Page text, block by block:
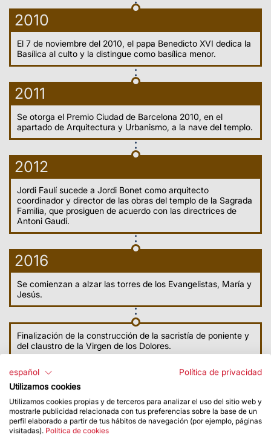
2010
El 7 de noviembre del 2010, el papa Benedicto XVI dedica la
Basílica al culto y la distingue como basílica menor.
2011
Se otorga el Premio Ciudad de Barcelona 2010, en el
apartado de Arquitectura y Urbanismo, a la nave del templo.
2012
Jordi Faulí sucede a Jordi Bonet como arquitecto
coordinador y director de las obras del templo de la Sagrada
Familia, que prosiguen de acuerdo con las directrices de
Antoni Gaudí.
2016
Se comienzan a alzar las torres de los Evangelistas, María y
Jesús.
Finalización de la construcción de la sacristía de poniente y
del claustro de la Virgen de los Dolores.
español
Política de privacidad
Utilizamos cookies
Utilizamos cookies propias y de terceros para analizar el uso del sitio web y
mostrarle publicidad relacionada con tus preferencias sobre la base de un
perfil elaborado a partir de tus hábitos de navegación (por ejemplo, páginas
visitadas). Política de cookies